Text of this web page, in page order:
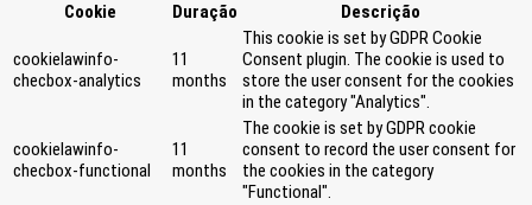
Cookie
Duração Descrição
cookielawinfo-
checbox-analytics
11
months
This cookie is set by GDPR Cookie
Consent plugin. The cookie is used to
store the user consent for the cookies
in the category "Analytics".
cookielawinfo-
checbox-functional
11
months
The cookie is set by GDPR cookie
consent to record the user consent for
the cookies in the category
"Functional".